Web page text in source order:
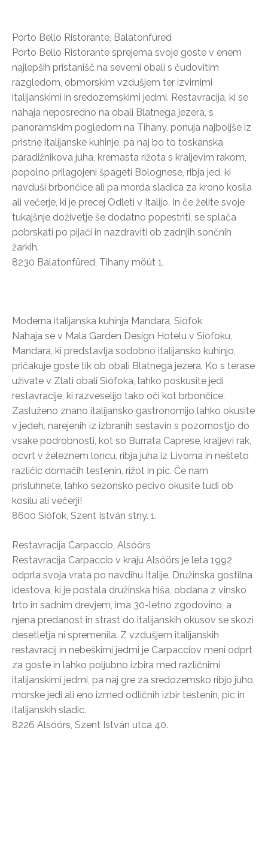
Porto Bello Ristorante, Balatonfüred
Porto Bello Ristorante sprejema svoje goste v enem
najlepših pristanišč na severni obali s čudovitim
razgledom, obmorskim vzdušjem ter izvirnimi
italijanskimi in sredozemskimi jedmi. Restavracija, ki se
nahaja neposredno na obali Blatnega jezera, s
panoramskim pogledom na Tihany, ponuja najboljše iz
pristne italijanske kuhinje, pa naj bo to toskanska
paradižnikova juha, kremasta rižota s kraljevim rakom,
popolno prilagojeni špageti Bolognese, ribja jed, ki
navduši brbončice ali pa morda sladica za krono kosila
ali večerje, ki je precej Odleti v Italijo. In če želite svoje
tukajšnje doživetje še dodatno popestriti, se splača
pobrskati po pijači in nazdraviti ob zadnjih sončnih
žarkih.
8230 Balatonfüred, Tihany möút 1.
Moderna italijanska kuhinja Mandara, Siófok
Nahaja se v Mala Garden Design Hotelu v Siófoku,
Mandara, ki predstavlja sodobno italijansko kuhinjo,
pričakuje goste tik ob obali Blatnega jezera. Ko s terase
uživate v Zlati obali Siófoka, lahko poskusite jedi
restavracije, ki razveselijo tako oči kot brbončice.
Zasluženo znano italijansko gastronomijo lahko okusite
v jedeh, narejenih iz izbranih sestavin s pozornostjo do
vsake podrobnosti, kot so Burrata Caprese, kraljevi rak,
ocvrt v železnem loncu, ribja juha iz Livorna in nešteto
različic domačih testenin, rižot in pic. Če nam
prisluhnete, lahko sezonsko pecivo okusite tudi ob
kosilu ali večerji!
8600 Siófok, Szent István stny. 1.
Restavracija Carpaccio, Alsóörs
Restavracija Carpaccio v kraju Alsóörs je leta 1992
odprla svoja vrata po navdihu Italije. Družinska gostilna
idestova, ki je postala družinska hiša, obdana z vinsko
trto in sadnim drevjem, ima 30-letno zgodovino, a
njena predanost in strast do italijanskih okusov se skozi
desetletja ni spremenila. Z vzdušjem italijanskih
restavracij in nebeškimi jedmi je Carpacciov meni odprt
za goste in lahko poljubno izbira med različnimi
italijanskimi jedmi, pa naj gre za sredozemsko ribjo juho,
morske jedi ali eno izmed odličnih izbir testenin, pic in
italijanskih sladic.
8226 Alsóörs, Szent István utca 40.